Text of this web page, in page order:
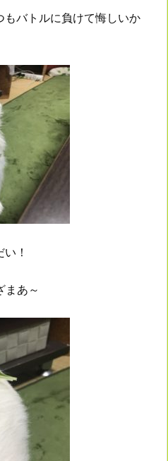
バトルに負けて悔しいか
！
まあ～